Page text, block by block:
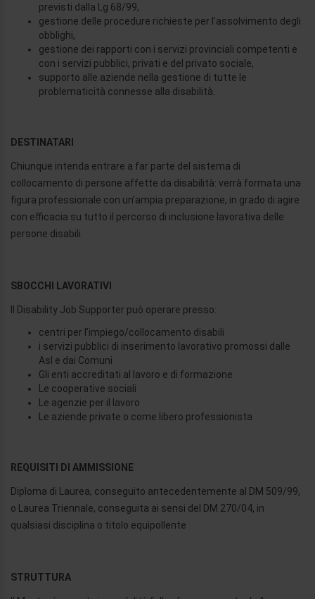
previsti dalla Lg 68/99,
gestione delle procedure richieste per l’assolvimento degli
obblighi,
gestione dei rapporti con i servizi provinciali competenti e
con i servizi pubblici, privati e del privato sociale,
supporto alle aziende nella gestione di tutte le
problematicità connesse alla disabilità.
DESTINATARI
Chiunque intenda entrare a far parte del sistema di
collocamento di persone affette da disabilità: verrà formata una
figura professionale con un’ampia preparazione, in grado di agire
con efficacia su tutto il percorso di inclusione lavorativa delle
persone disabili.
SBOCCHI LAVORATIVI
Il Disability Job Supporter può operare presso:
centri per l’impiego/collocamento disabili
i servizi pubblici di inserimento lavorativo promossi dalle
Asl e dai Comuni
Gli enti accreditati al lavoro e di formazione
Le cooperative sociali
Le agenzie per il lavoro
Le aziende private o come libero professionista
REQUISITI DI AMMISSIONE
Diploma di Laurea, conseguito antecedentemente al DM 509/99,
o Laurea Triennale, conseguita ai sensi del DM 270/04, in
qualsiasi disciplina o titolo equipollente
STRUTTURA